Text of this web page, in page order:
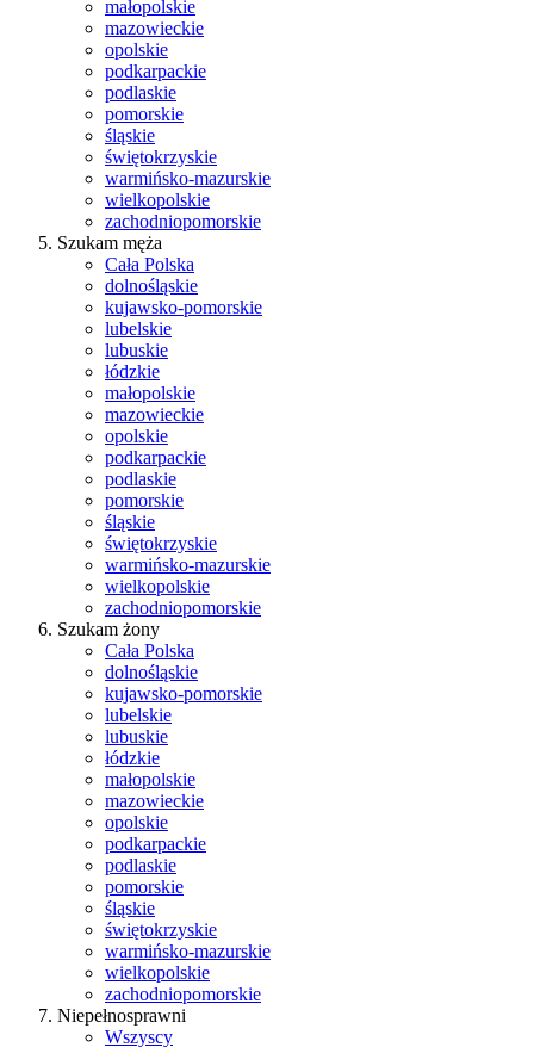
małopolskie
mazowieckie
opolskie
podkarpackie
podlaskie
pomorskie
śląskie
świętokrzyskie
warmińsko-mazurskie
wielkopolskie
zachodniopomorskie
Szukam męża
Cała Polska
dolnośląskie
kujawsko-pomorskie
lubelskie
lubuskie
łódzkie
małopolskie
mazowieckie
opolskie
podkarpackie
podlaskie
pomorskie
śląskie
świętokrzyskie
warmińsko-mazurskie
wielkopolskie
zachodniopomorskie
Szukam żony
Cała Polska
dolnośląskie
kujawsko-pomorskie
lubelskie
lubuskie
łódzkie
małopolskie
mazowieckie
opolskie
podkarpackie
podlaskie
pomorskie
śląskie
świętokrzyskie
warmińsko-mazurskie
wielkopolskie
zachodniopomorskie
Niepełnosprawni
Wszyscy